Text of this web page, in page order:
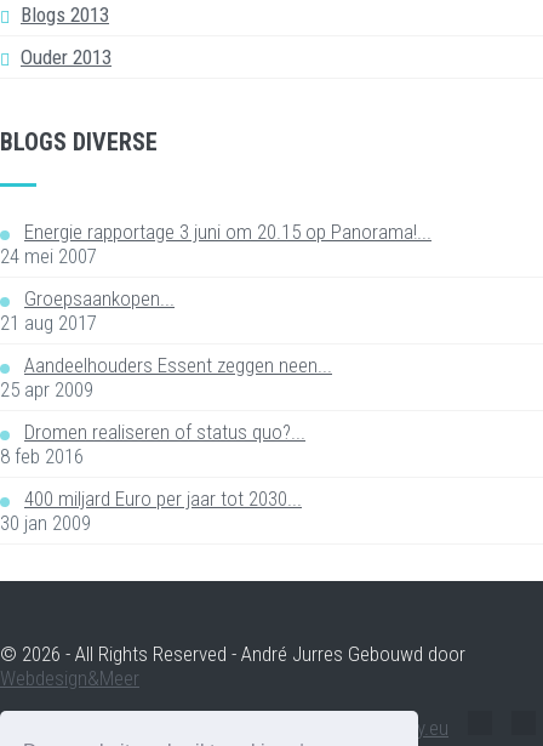
Blogs 2013
Ouder 2013
BLOGS DIVERSE
Energie rapportage 3 juni om 20.15 op Panorama!...
24 mei 2007
Groepsaankopen...
21 aug 2017
Aandeelhouders Essent zeggen neen...
25 apr 2009
Dromen realiseren of status quo?...
8 feb 2016
400 miljard Euro per jaar tot 2030...
30 jan 2009
© 2026 - All Rights Reserved - André Jurres Gebouwd door
Webdesign&Meer
andre.jurres@voltenergy.eu